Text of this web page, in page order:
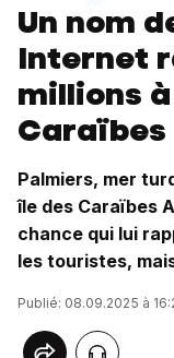
Un nom
Internet
millions
Caraïbes
Palmiers, mer
île des Caraïbes
chance qui lui
les touristes,
Publié: 08.09.2025 à